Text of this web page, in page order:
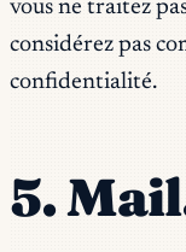
vous ne traitez
considérez pas
confidentialité.
5.